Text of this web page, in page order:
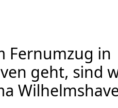
Fernumzug in
geht, sind